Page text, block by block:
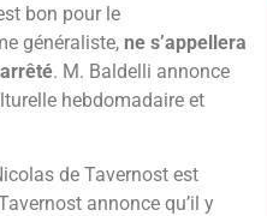
bon pour le
généraliste, ne s’appellera
. M. Baldelli annonce
hebdomadaire et
de Tavernost est
annonce qu’il y